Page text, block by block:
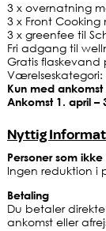
3 x overnatning
3 x Front
3 x greenfee til
Fri adgang til
Gratis
Værelseskategori:
Kun med
Ankomst 1. april –
Nyttig
Personer som
Ingen reduktion i
Betaling
Du betaler
ankomst eller